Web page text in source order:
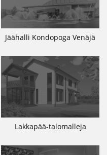
Jäähalli Kondopoga Venäjä
Lakkapää-talomalleja